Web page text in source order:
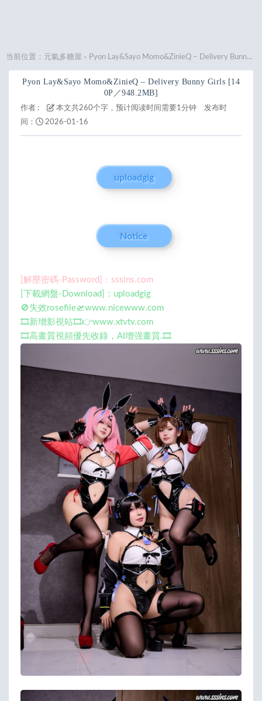
当前位置： 元氣多糖屋 > Pyon Lay&Sayo Momo&ZinieQ – Delivery Bunny Girls [140P／948.2MB]
Pyon Lay&Sayo Momo&ZinieQ – Delivery Bunny Girls [14
0P／948.2MB]
作者 : 本文共260个字，预计阅读时间需要1分钟
发布时
间：
2026-01-16
uploadgig
Notice
[解壓密碼-Password]：sssins.com
[下載網盤-Download]：uploadgig
🚫失效rosefile🛫www.nicewww.com
🎞️新增影視站🎞️👉www.xtvtv.com
🎞️高畫質視頻優先收錄，AI增强畫質.🎞️